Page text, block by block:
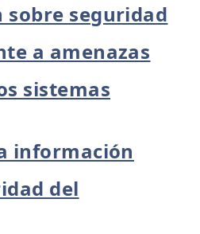
sobre seguridad
a amenazas
sistemas
información
del